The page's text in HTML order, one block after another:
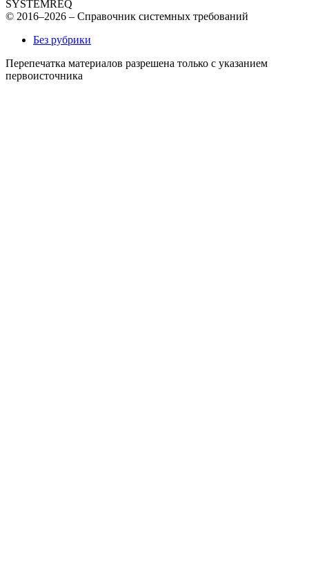
SYSTEMREQ
© 2016–2026 – Справочник системных требований
Без рубрики
Перепечатка материалов разрешена только с указанием
первоисточника